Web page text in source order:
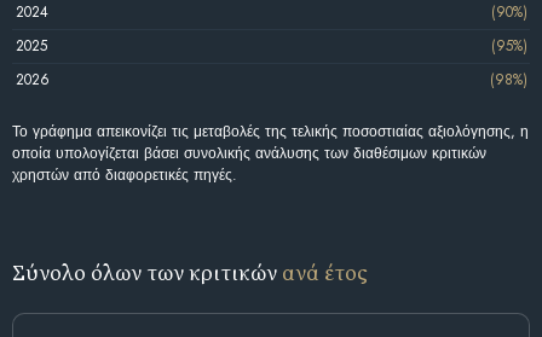
2024
(90%)
2025
(95%)
2026
(98%)
Το γράφημα απεικονίζει τις μεταβολές της τελικής ποσοστιαίας αξιολόγησης, η
οποία υπολογίζεται βάσει συνολικής ανάλυσης των διαθέσιμων κριτικών
χρηστών από διαφορετικές πηγές.
Σύνολο όλων των κριτικών ανά έτος